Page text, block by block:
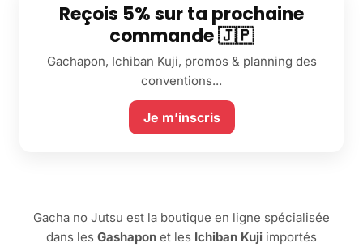
Reçois 5% sur ta prochaine
commande 🇯🇵
Gachapon, Ichiban Kuji, promos & planning des
conventions...
Je m’inscris
Gacha no Jutsu est la boutique en ligne spécialisée
dans les Gashapon et les Ichiban Kuji importés